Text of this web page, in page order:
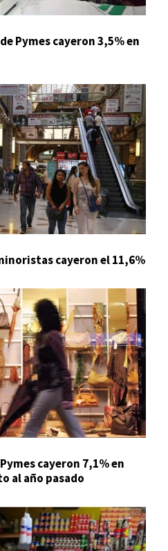
Pymes cayeron 3,5% en
cayeron el 11,6%
cayeron 7,1% en
al año pasado